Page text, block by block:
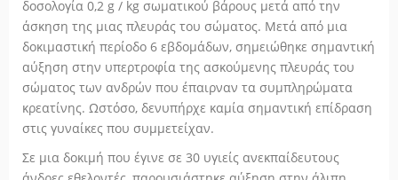
δοσολογία 0,2 g / kg σωματικού βάρους μετά από την
άσκηση της μιας πλευράς του σώματος. Μετά από μια
δοκιμαστική περίοδο 6 εβδομάδων, σημειώθηκε σημαντική
αύξηση στην υπερτροφία της ασκούμενης πλευράς του
σώματος των ανδρών που έπαιρναν τα συμπληρώματα
κρεατίνης. Ωστόσο, δενυπήρχε καμία σημαντική επίδραση
στις γυναίκες που συμμετείχαν.
Σε μια δοκιμή που έγινε σε 30 υγιείς ανεκπαίδευτους